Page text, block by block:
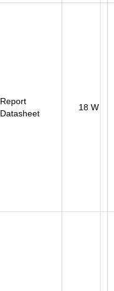
Report
Datasheet
18 W